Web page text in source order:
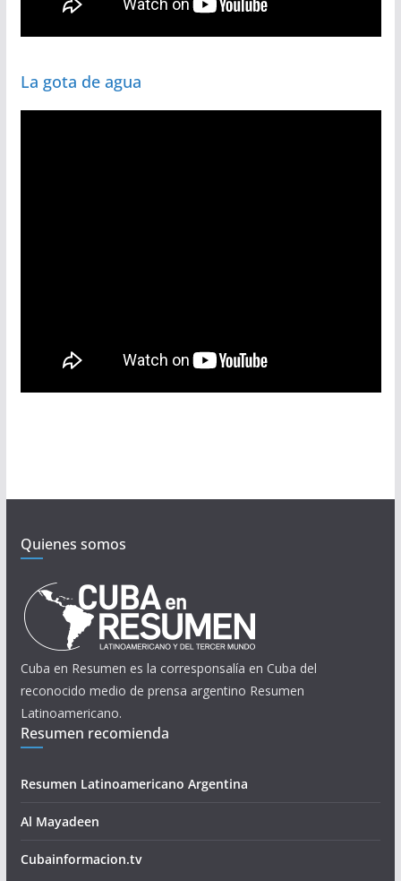
La gota de agua
Quienes somos
Cuba en Resumen es la corresponsalía en Cuba del
reconocido medio de prensa argentino Resumen
Latinoamericano.
Resumen recomienda
Resumen Latinoamericano Argentina
Al Mayadeen
Cubainformacion.tv